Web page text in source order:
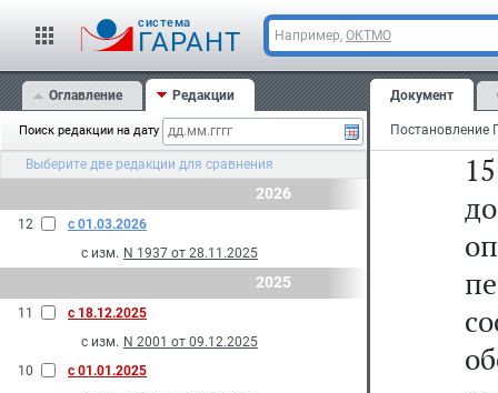
cистема
ГАРАНТ Например, ОКТМО
Оглавление Редакции
Поиск редакции на дату
Выберите две редакции для сравнения
2026
12
с 01.03.2026
с изм. N 1937 от 28.11.2025
2025
11
с 18.12.2025
с изм. N 2001 от 09.12.2025
10
с 01.01.2025
Документ